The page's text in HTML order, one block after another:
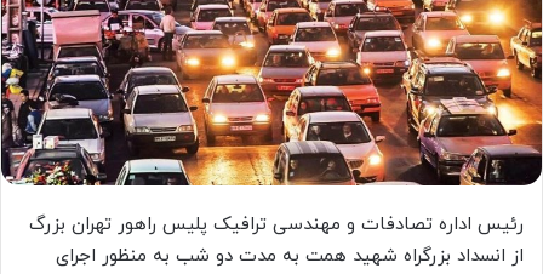
رئیس اداره تصادفات و مهندسی ترافیک پلیس راهور تهران بزرگ
از انسداد بزرگراه شهید همت به مدت دو شب به منظور اجرای